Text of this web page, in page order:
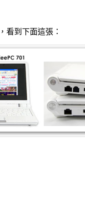
看到下面這張：